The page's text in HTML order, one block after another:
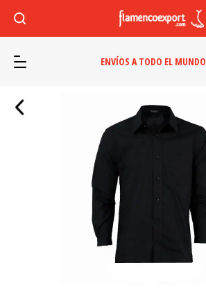
ENVÍOS A TODO EL MUNDO